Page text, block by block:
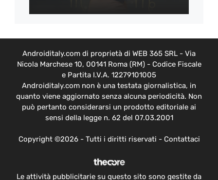
Androiditaly.com di proprietà di WEB 365 SRL - Via
Nicola Marchese 10, 00141 Roma (RM) - Codice Fiscale
e Partita I.V.A. 12279101005
Androiditaly.com non è una testata giornalistica, in
quanto viene aggiornato senza alcuna periodicità. Non
può pertanto considerarsi un prodotto editoriale ai
sensi della legge n. 62 del 07.03.2001
Copyright ©2026 - Tutti i diritti riservati - Contattaci
Le attività pubblicitarie su questo sito sono gestite da